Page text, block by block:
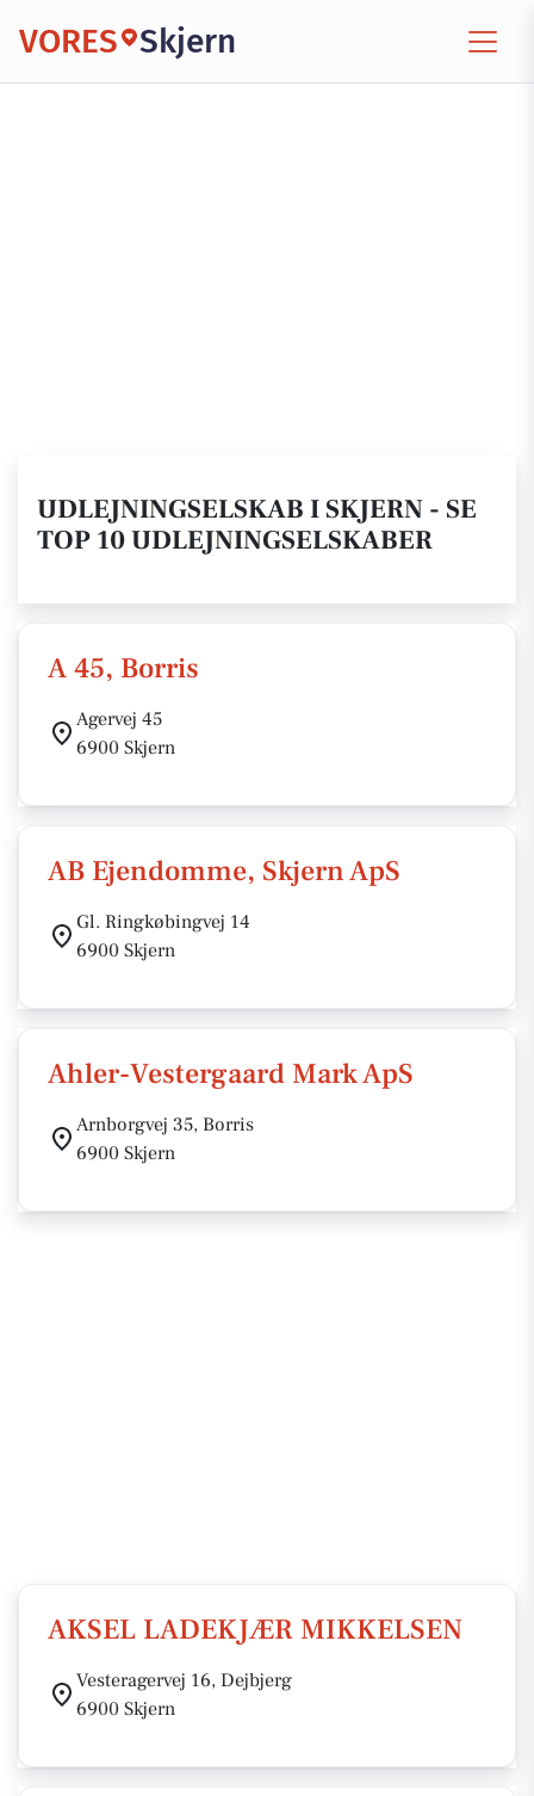
VORES Skjern
UDLEJNINGSELSKAB I SKJERN - SE
TOP 10 UDLEJNINGSELSKABER
A 45, Borris
Agervej 45
6900 Skjern
AB Ejendomme, Skjern ApS
Gl. Ringkøbingvej 14
6900 Skjern
Ahler-Vestergaard Mark ApS
Arnborgvej 35, Borris
6900 Skjern
AKSEL LADEKJÆR MIKKELSEN
Vesteragervej 16, Dejbjerg
6900 Skjern